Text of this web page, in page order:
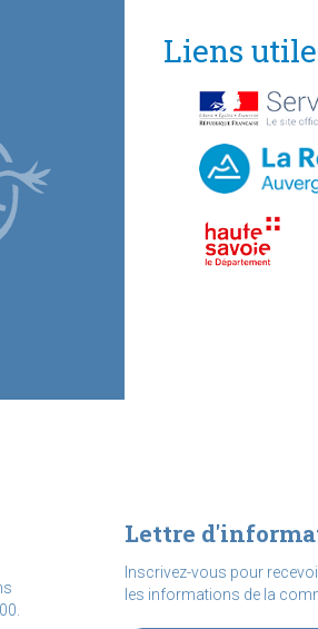
Liens
Lettre
Inscrivez-vous pour
les informations de la